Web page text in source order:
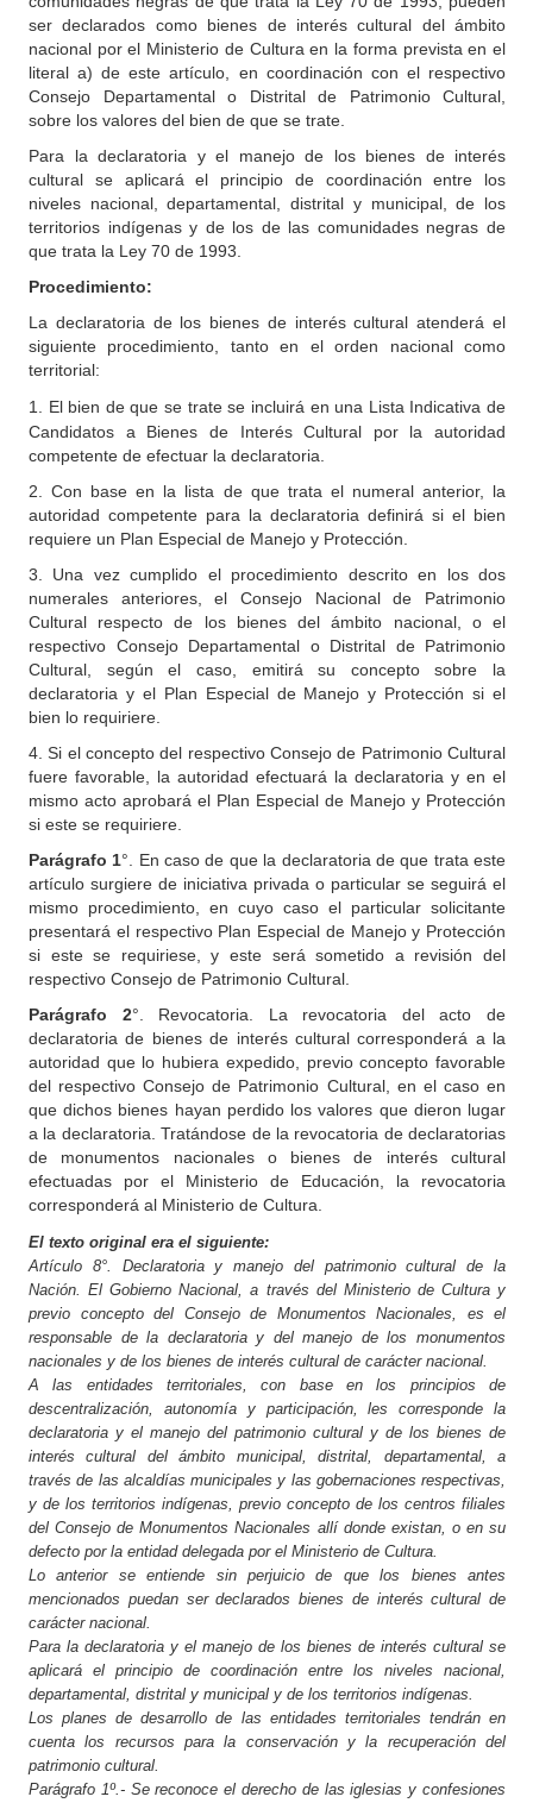
ser declarados como bienes de interés cultural del ámbito
nacional por el Ministerio de Cultura en la forma prevista en el
literal a) de este artículo, en coordinación con el respectivo
Consejo Departamental o Distrital de Patrimonio Cultural,
sobre los valores del bien de que se trate.
Para la declaratoria y el manejo de los bienes de interés
cultural se aplicará el principio de coordinación entre los
niveles nacional, departamental, distrital y municipal, de los
territorios indígenas y de los de las comunidades negras de
que trata la Ley 70 de 1993.
Procedimiento:
La declaratoria de los bienes de interés cultural atenderá el
siguiente procedimiento, tanto en el orden nacional como
territorial:
1.
El bien de que se trate se incluirá en una Lista Indicativa de
Candidatos a Bienes de Interés Cultural por la autoridad
competente de efectuar la declaratoria.
2. Con base en la lista de que trata el numeral anterior, la
autoridad competente para la declaratoria definirá si el bien
requiere un Plan Especial de Manejo y Protección.
3. Una vez cumplido el procedimiento descrito en los dos
numerales anteriores, el Consejo Nacional de Patrimonio
Cultural respecto de los bienes del ámbito nacional, o el
respectivo Consejo Departamental o Distrital de Patrimonio
Cultural, según el caso, emitirá su concepto sobre la
declaratoria y el Plan Especial de Manejo y Protección si el
bien lo requiriere.
4. Si el concepto del respectivo Consejo de Patrimonio Cultural
fuere favorable, la autoridad efectuará la declaratoria y en el
mismo acto aprobará el Plan Especial de Manejo y Protección
si este se requiriere.
Parágrafo 1°. En caso de que la declaratoria de que trata este
artículo surgiere de iniciativa privada o particular se seguirá el
mismo procedimiento, en cuyo caso el particular solicitante
presentará el respectivo Plan Especial de Manejo y Protección
si este se requiriese, y este será sometido a revisión del
respectivo Consejo de Patrimonio Cultural.
Parágrafo 2°. Revocatoria. La revocatoria del acto de
declaratoria de bienes de interés cultural corresponderá a la
autoridad que lo hubiera expedido, previo concepto favorable
del respectivo Consejo de Patrimonio Cultural, en el caso en
que dichos bienes hayan perdido los valores que dieron lugar
a la declaratoria. Tratándose de la revocatoria de declaratorias
de monumentos nacionales o bienes de interés cultural
efectuadas por el Ministerio de Educación, la revocatoria
corresponderá al Ministerio de Cultura.
El texto original era el siguiente:
Artículo 8°. Declaratoria y manejo del patrimonio cultural de la
Nación. El Gobierno Nacional, a través del Ministerio de Cultura y
previo concepto del Consejo de Monumentos Nacionales, es el
responsable de la declaratoria y del manejo de los monumentos
nacionales y de los bienes de interés cultural de carácter nacional.
A las entidades territoriales, con base en los principios de
descentralización, autonomía y participación, les corresponde la
declaratoria y el manejo del patrimonio cultural y de los bienes de
interés cultural del ámbito municipal, distrital, departamental, a
través de las alcaldías municipales y las gobernaciones respectivas,
y de los territorios indígenas, previo concepto de los centros filiales
del Consejo de Monumentos Nacionales allí donde existan, o en su
defecto por la entidad delegada por el Ministerio de Cultura.
Lo anterior se entiende sin perjuicio de que los bienes antes
mencionados puedan ser declarados bienes de interés cultural de
carácter nacional.
Para la declaratoria y el manejo de los bienes de interés cultural se
aplicará el principio de coordinación entre los niveles nacional,
departamental, distrital y municipal y de los territorios indígenas.
Los planes de desarrollo de las entidades territoriales tendrán en
cuenta los recursos para la conservación y la recuperación del
patrimonio cultural.
Parágrafo 1º.- Se reconoce el derecho de las iglesias y confesiones